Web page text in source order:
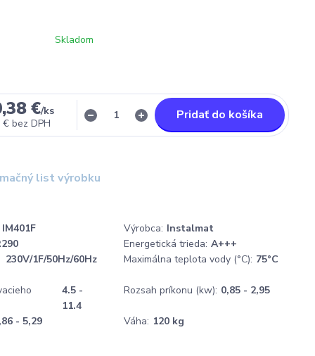
Skladom
€/ks
€ bez DPH
Pridať do košíka
list výrobku
IM401F Výrobca: Instalmat
Energetická trieda: A+++
230V/1F/50Hz/60Hz
Maximálna teplota vody (°C): 75°C
4.5 -
11.4
Rozsah príkonu (kw): 0,85 - 2,95
- 5,29 Váha: 120 kg